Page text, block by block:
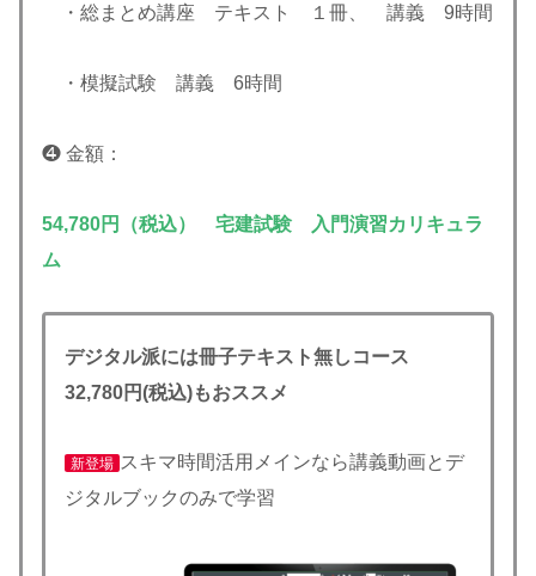
・総まとめ講座 テキスト １冊、 講義 9時間
・模擬試験 講義 6時間
❹ 金額：
54,780円（税込） 宅建試験 入門演習カリキュラ
ム
デジタル派には冊子テキスト無しコース
32,780円(税込)もおススメ
新登場 スキマ時間活用メインなら講義動画とデ
ジタルブックのみで学習